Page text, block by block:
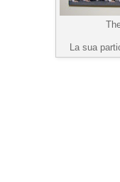
La sua